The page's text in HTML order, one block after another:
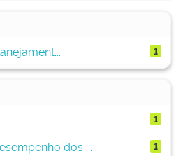
1
1
dos ... 1